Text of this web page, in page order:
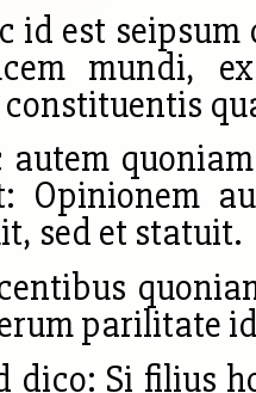
id est
mundi,
autem
Opinionem
sed et statuit.
parilitate
dico: Si filius